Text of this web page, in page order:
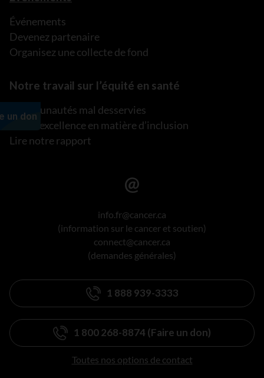
Événements
Devenez partenaire
Organisez une collecte de fond
Notre travail sur l’équité en santé
Communautés mal desservies
Plan d’excellence en matière d’inclusion
Lire notre rapport
info.fr@cancer.ca
(information sur le cancer et soutien)
connect@cancer.ca
(demandes générales)
1 888 939-3333
1 800 268-8874 (Faire un don)
Toutes nos options de contact